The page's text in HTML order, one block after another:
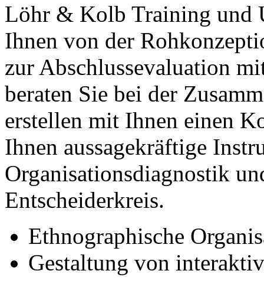
Löhr & Kolb Training und
Ihnen von der
zur Abschlussevaluation
beraten Sie bei der
erstellen mit Ihnen einen
Ihnen aussagekräftige
Organisationsdiagnostik
Entscheiderkreis.
Ethnographische
Gestaltung von